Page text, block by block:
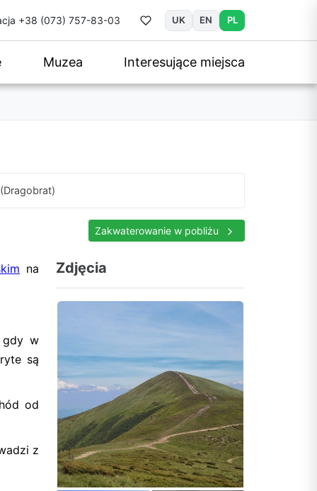
+38 (073) 757-83-03 UK EN PL
Muzea Interesujące miejsca
Zakwaterowanie w pobliżu
na
gdy w
są
od
z
Zdjęcia